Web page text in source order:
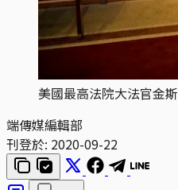
美國最高法院大法官金
端傳媒編輯部
刊登於: 2020-09-22